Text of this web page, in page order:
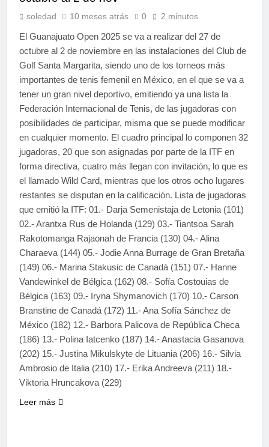
soledad 10 meses atrás 0 2 minutos
El Guanajuato Open 2025 se va a realizar del 27 de
octubre al 2 de noviembre en las instalaciones del Club de
Golf Santa Margarita, siendo uno de los torneos más
importantes de tenis femenil en México, en el que se va a
tener un gran nivel deportivo, emitiendo ya una lista la
Federación Internacional de Tenis, de las jugadoras con
posibilidades de participar, misma que se puede modificar
en cualquier momento. El cuadro principal lo componen 32
jugadoras, 20 que son asignadas por parte de la ITF en
forma directiva, cuatro más llegan con invitación, lo que es
el llamado Wild Card, mientras que los otros ocho lugares
restantes se disputan en la calificación. Lista de jugadoras
que emitió la ITF: 01.- Darja Semenistaja de Letonia (101)
02.- Arantxa Rus de Holanda (129) 03.- Tiantsoa Sarah
Rakotomanga Rajaonah de Francia (130) 04.- Alina
Charaeva (144) 05.- Jodie Anna Burrage de Gran Bretaña
(149) 06.- Marina Stakusic de Canadá (151) 07.- Hanne
Vandewinkel de Bélgica (162) 08.- Sofía Costouias de
Bélgica (163) 09.- Iryna Shymanovich (170) 10.- Carson
Branstine de Canadá (172) 11.- Ana Sofía Sánchez de
México (182) 12.- Barbora Palicova de República Checa
(186) 13.- Polina Iatcenko (187) 14.- Anastacia Gasanova
(202) 15.- Justina Mikulskyte de Lituania (206) 16.- Silvia
Ambrosio de Italia (210) 17.- Erika Andreeva (211) 18.-
Viktoria Hruncakova (229)
Leer más